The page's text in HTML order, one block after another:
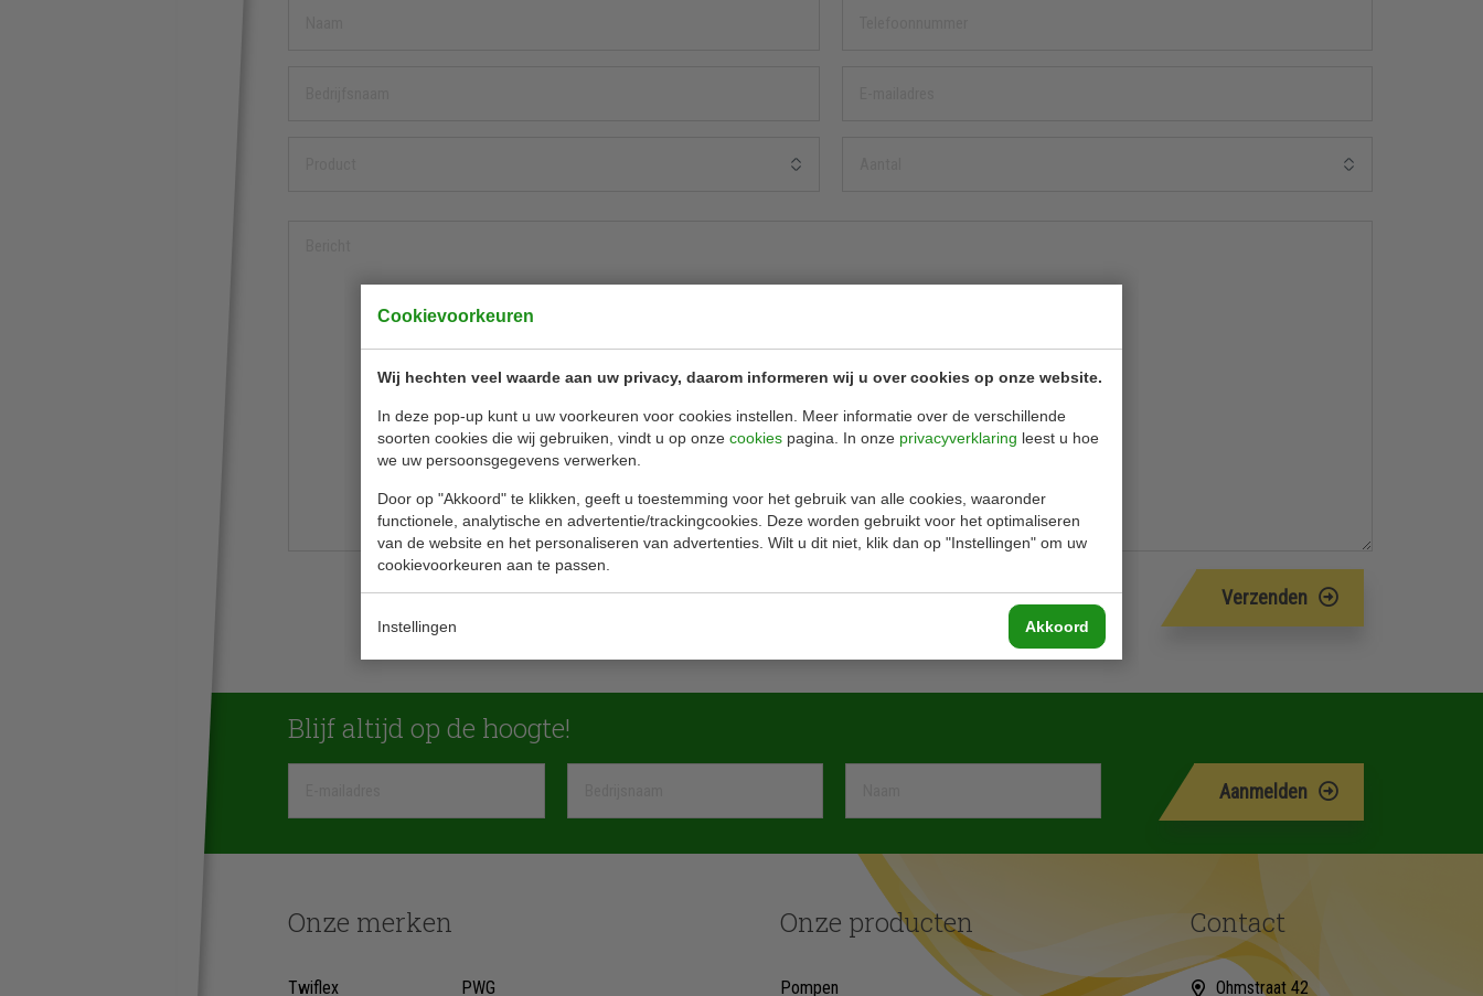
Cookievoorkeuren
Wij hechten veel waarde aan uw privacy, daarom informeren wij u over cookies op onze website.
In deze pop-up kunt u uw voorkeuren voor cookies instellen. Meer informatie over de verschillende
soorten cookies die wij gebruiken, vindt u op onze cookies pagina. In onze privacyverklaring leest u hoe
we uw persoonsgegevens verwerken.
Door op "Akkoord" te klikken, geeft u toestemming voor het gebruik van alle cookies, waaronder
functionele, analytische en advertentie/trackingcookies. Deze worden gebruikt voor het optimaliseren
van de website en het personaliseren van advertenties. Wilt u dit niet, klik dan op "Instellingen" om uw
cookievoorkeuren aan te passen.
Instellingen Akkoord
Verzenden
Blijf altijd op de hoogte!
Aanmelden
Onze merken
Twiflex PWG
Onze producten
Pompen
Contact
Ohmstraat 42